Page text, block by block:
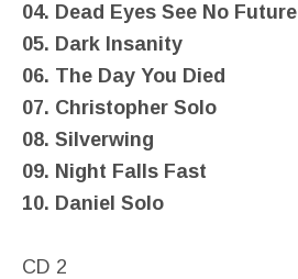
04. Dead Eyes See No Future
05. Dark Insanity
06. The Day You Died
07. Christopher Solo
08. Silverwing
09. Night Falls Fast
10. Daniel Solo
CD 2